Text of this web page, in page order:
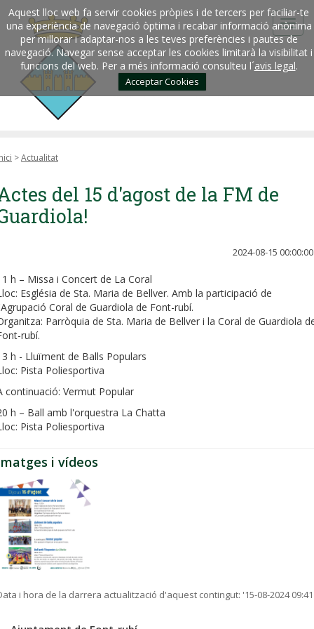
Aquest lloc web fa servir cookies pròpies i de tercers per faciliar-te
una experiència de navegació òptima i recabar informació anònima
per millorar i adaptar-nos a les teves preferències i pautes de
navegació. Navegar sense acceptar les cookies limitarà la visibilitat i
funcions del web. Per a més informació consulteu l´avis legal.
Acceptar Cookies
>Actualitat
del 15 d'agost de la FM de
2024-08-15 00:00:00
h – Missa i Concert de La Coral
Església de Sta. Maria de Bellver. Amb la participació de
Coral de Guardiola de Font-rubí.
Parròquia de Sta. Maria de Bellver i la Coral de Guardiola
rubí.
h - Lluïment de Balls Populars
Pista Poliesportiva
continuació: Vermut Popular
h – Ball amb l'orquestra La Chatta
Pista Poliesportiva
i vídeos
i hora de la darrera actualització d'aquest contingut: '15-08-2024 09:41